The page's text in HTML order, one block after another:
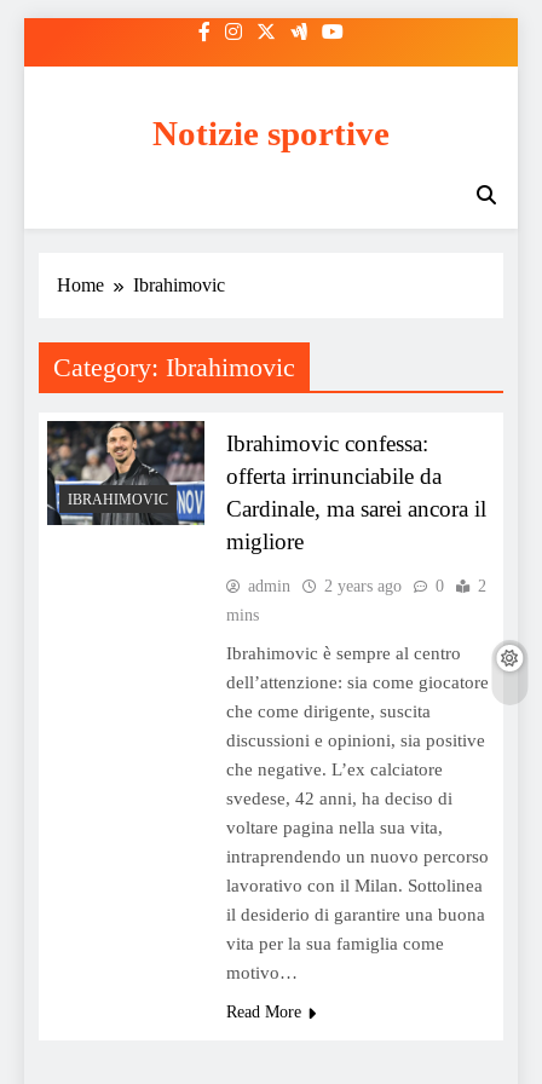
Notizie sportive
Home Ibrahimovic
Category: Ibrahimovic
IBRAHIMOVIC
Ibrahimovic confessa:
offerta irrinunciabile da
Cardinale, ma sarei ancora il
migliore
admin 2 years ago 0
2
mins
Ibrahimovic è sempre al centro
dell’attenzione: sia come giocatore
che come dirigente, suscita
discussioni e opinioni, sia positive
che negative. L’ex calciatore
svedese, 42 anni, ha deciso di
voltare pagina nella sua vita,
intraprendendo un nuovo percorso
lavorativo con il Milan. Sottolinea
il desiderio di garantire una buona
vita per la sua famiglia come
motivo…
Read More